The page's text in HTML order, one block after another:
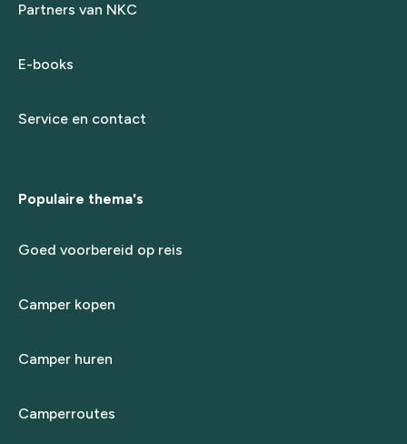
Partners van NKC
E-books
Service en contact
Populaire thema's
Goed voorbereid op reis
Camper kopen
Camper huren
Camperroutes